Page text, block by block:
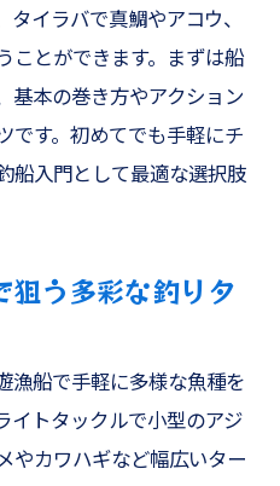
しめるファミリープラ
様にも安心な設備が充
と熊本釣船での狙い方
根魚攻略のコツを紹介
有効な釣りテクニック
践できる根魚釣りノウ
イラバで真鯛やアコウ、
ことができます。まずは船
基本の巻き方やアクション
です。初めてでも手軽にチ
船入門として最適な選択肢
狙う多彩な釣りタ
漁船で手軽に多様な魚種を
イトタックルで小型のアジ
やカワハギなど幅広いター